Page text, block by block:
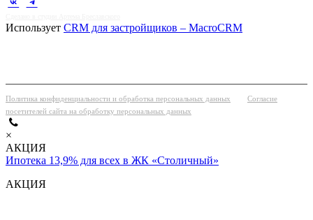
Использует CRM для застройщиков – MacroCRM
Политика конфиденциальности и обработка персональных данных
Согласие
посетителей сайта на обработку персональных данных
×
АКЦИЯ
Ипотека 13,9% для всех в ЖК «Столичный»
АКЦИЯ